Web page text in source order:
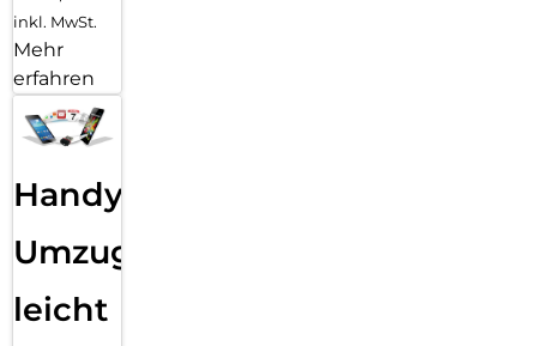
inkl. MwSt.
Mehr
erfahren
Handy
Umzug
leicht